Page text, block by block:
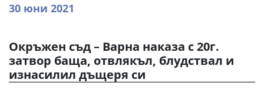
30 юни 2021
Окръжен съд – Варна наказа с 20г.
затвор баща, отвлякъл, блудствал и
изнасилил дъщеря си